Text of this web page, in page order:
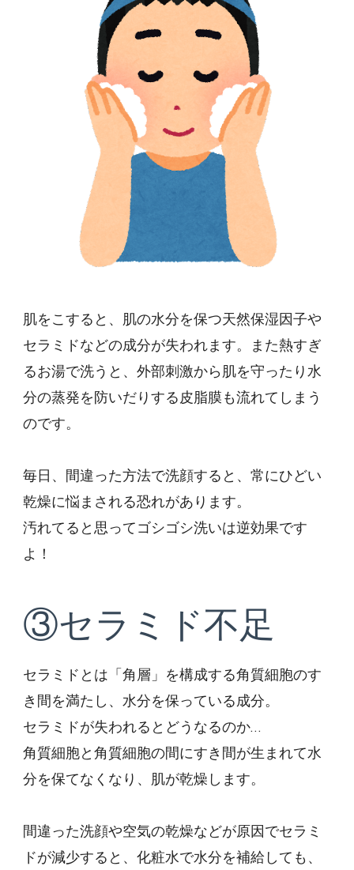
肌をこすると、肌の水分を保つ天然保湿因子や
セラミドなどの成分が失われます。また熱すぎ
るお湯で洗うと、外部刺激から肌を守ったり水
分の蒸発を防いだりする皮脂膜も流れてしまう
のです。
毎日、間違った方法で洗顔すると、常にひどい
乾燥に悩まされる恐れがあります。
汚れてると思ってゴシゴシ洗いは逆効果です
よ！
③セラミド不足
セラミドとは「角層」を構成する角質細胞のす
き間を満たし、水分を保っている成分。
セラミドが失われるとどうなるのか…
角質細胞と角質細胞の間にすき間が生まれて水
分を保てなくなり、肌が乾燥します。
間違った洗顔や空気の乾燥などが原因でセラミ
ドが減少すると、化粧水で水分を補給しても、